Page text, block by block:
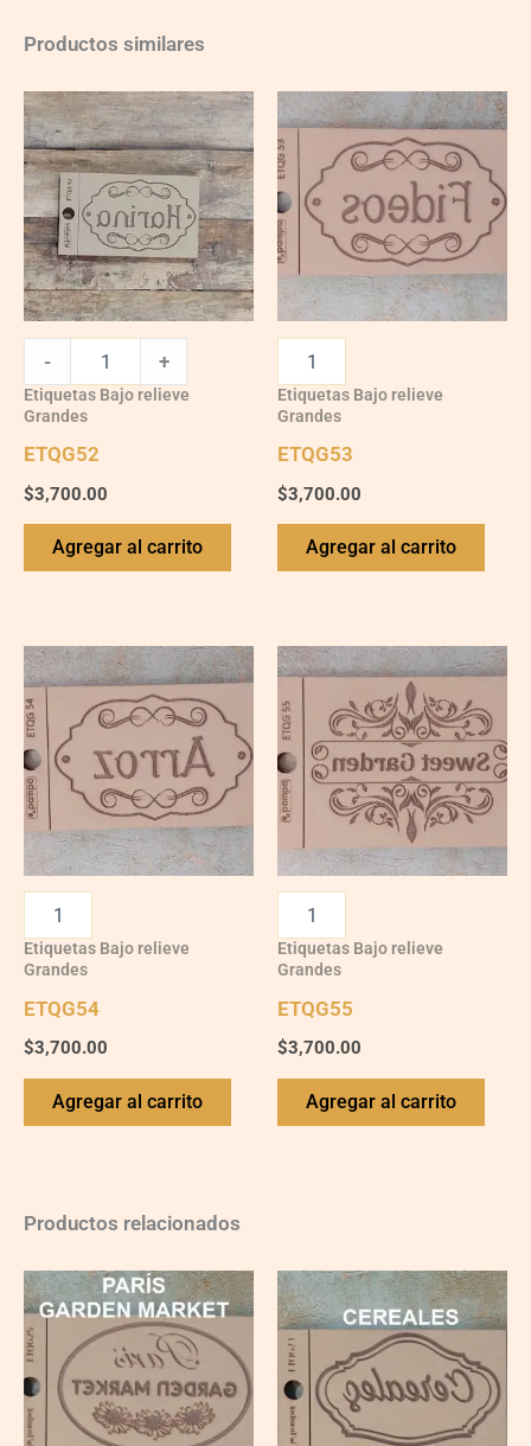
Productos similares
ETQG52
quantity
- +
Etiquetas Bajo relieve
Grandes
ETQG52
$3,700.00
Agregar al carrito
Etiquetas Bajo relieve
Grandes
ETQG53
$3,700.00
Agregar al carrito
Etiquetas Bajo relieve
Grandes
ETQG54
$3,700.00
Agregar al carrito
Etiquetas Bajo relieve
Grandes
ETQG55
$3,700.00
Agregar al carrito
Productos relacionados